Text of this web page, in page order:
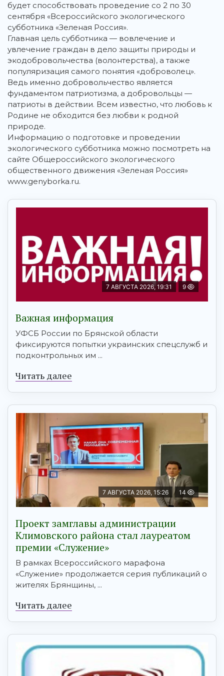
будет способствовать проведение со 2 по 30
сентября «Всероссийского экологического
субботника «Зеленая Россия».
Главная цель субботника — вовлечение и
увлечение граждан в дело защиты природы и
экодобровольчества (волонтерства), а также
популяризация самого понятия «доброволец».
Ведь именно добровольчество является
фундаментом патриотизма, а добровольцы —
патриоты в действии. Всем известно, что любовь к
Родине не обходится без любви к родной
природе.
Информацию о подготовке и проведении
экологического субботника можно посмотреть на
сайте Общероссийского экологического
общественного движения «Зеленая Россия»
www.genyborka.ru.
7 АВГУСТА 2026, 19:31 9
Важная информация
УФСБ России по Брянской области
фиксируются попытки украинских спецслужб и
подконтрольных им ...
Читать далее
7 АВГУСТА 2026, 15:26 14
Проект замглавы администрации
Климовского района стал лауреатом
премии «Служение»
В рамках Всероссийского марафона
«Служение» продолжается серия публикаций о
жителях Брянщины, ...
Читать далее